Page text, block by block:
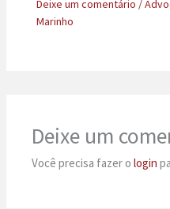
Deixe um comentário /
Marinho
Deixe um
Você precisa fazer ologin